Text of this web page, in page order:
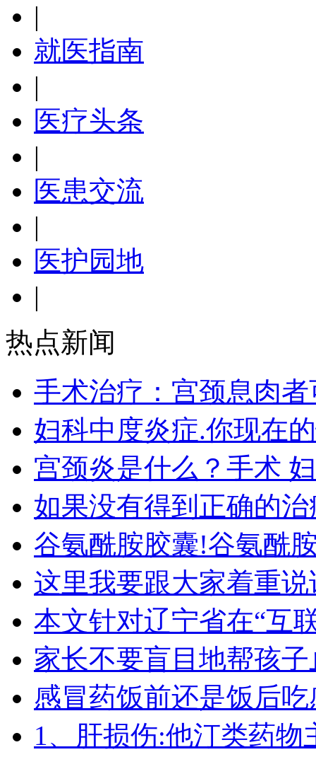
|
就医指南
|
医疗头条
|
医患交流
|
医护园地
|
热点新闻
手术治疗：宫颈息肉者
妇科中度炎症.你现在
宫颈炎是什么？手术
如果没有得到正确的治
谷氨酰胺胶囊!谷氨酰
这里我要跟大家着重说
本文针对辽宁省在“互
家长不要盲目地帮孩子
感冒药饭前还是饭后吃
1、肝损伤:他汀类药物